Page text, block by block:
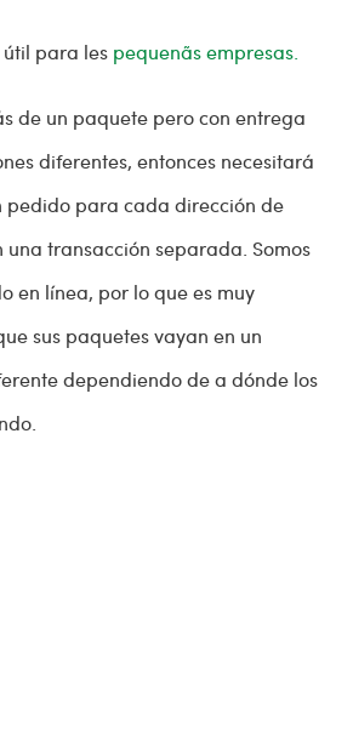
útil para les pequenãs empresas.
de un paquete pero con entrega
diferentes, entonces necesitará
pedido para cada dirección de
una transacción separada. Somos
en línea, por lo que es muy
sus paquetes vayan en un
dependiendo de a dónde los